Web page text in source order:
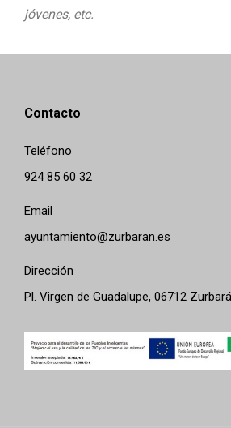
jóvenes, etc.
Contacto
Teléfono
924 85 60 32
Email
ayuntamiento@zurbaran.es
Dirección
Pl. Virgen de Guadalupe, 06712